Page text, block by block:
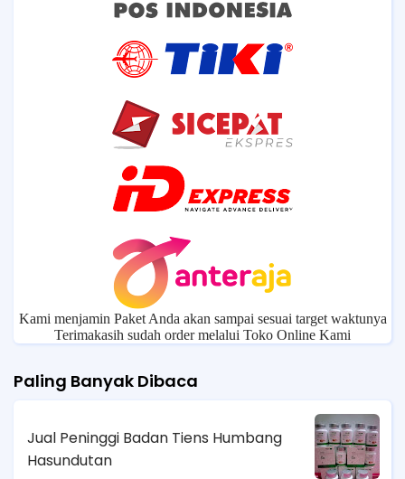
Kami menjamin Paket Anda akan sampai sesuai target waktunya
Terimakasih sudah order melalui Toko Online Kami
Paling Banyak Dibaca
Jual Peninggi Badan Tiens Humbang
Hasundutan